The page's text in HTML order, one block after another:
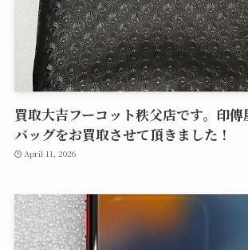
買取大吉フーコット秩父店です。印
バッグをお買取させて頂きました！
April 11, 2026